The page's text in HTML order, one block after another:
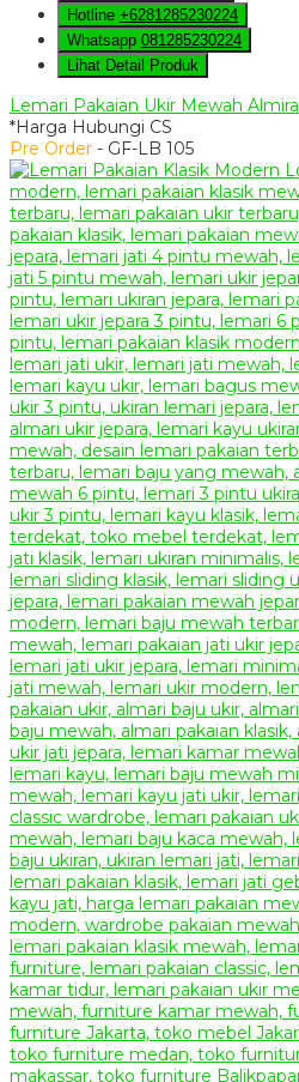
Hotline +6281285230224
Whatsapp 081285230224
Lihat Detail Produk
Lemari Pakaian Ukir Mewah Almira
*Harga Hubungi CS
Pre Order - GF-LB 105